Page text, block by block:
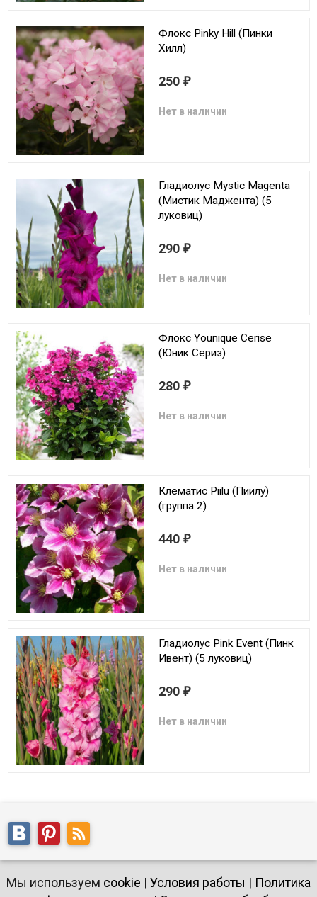
Флокс Pinky Hill (Пинки
Хилл)
250 ₽
Нет в наличии
Гладиолус Mystic Magenta
(Мистик Маджента) (5
луковиц)
290 ₽
Нет в наличии
Флокс Younique Cerise
(Юник Сериз)
280 ₽
Нет в наличии
Клематис Piilu (Пиилу)
(группа 2)
440 ₽
Нет в наличии
Гладиолус Pink Event (Пинк
Ивент) (5 луковиц)
290 ₽
Нет в наличии
Мы используем cookie | Условия работы | Политика